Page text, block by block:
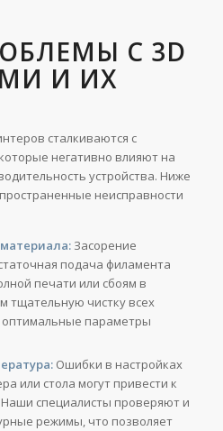
С 3D
И ИХ
сталкиваются с
негативно влияют на
устройства. Ниже
неисправности
Засорение
подача филамента
печати или сбоям в
тщательную чистку всех
оптимальные параметры
Ошибки в настройках
или стола могут привести к
специалисты проверяют и
режимы, что позволяет